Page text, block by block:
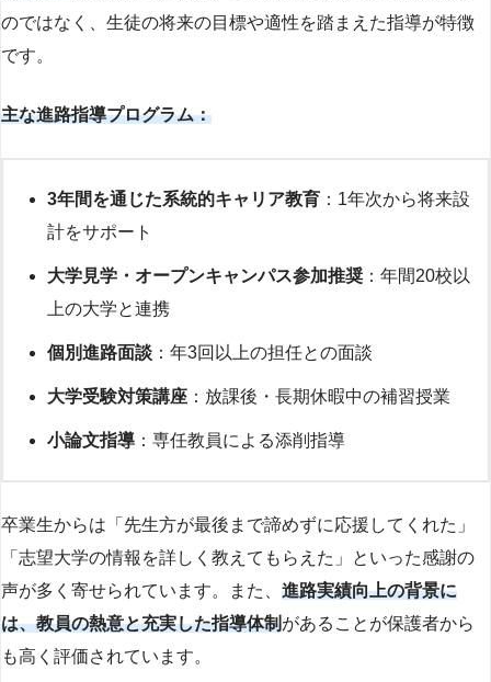
のではなく、生徒の将来の目標や適性を踏まえた指導が特徴
です。
主な進路指導プログラム：
3年間を通じた系統的キャリア教育 ：1年次から将来設
計をサポート
大学見学・オープンキャンパス参加推奨 ：年間20校以
上の大学と連携
個別進路面談 ：年3回以上の担任との面談
大学受験対策講座 ：放課後・長期休暇中の補習授業
小論文指導 ：専任教員による添削指導
卒業生からは「先生方が最後まで諦めずに応援してくれた」
「志望大学の情報を詳しく教えてもらえた」といった感謝の
声が多く寄せられています。また、 進路実績向上の背景に
は、教員の熱意と充実した指導体制があることが保護者から
も高く評価されています。